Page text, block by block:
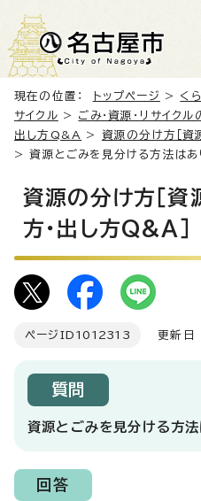
現在の位置： トップページ > く
サイクル > ごみ・資源・リサイク
出し方Q&A
> 資源の分け方［資
> 資源とごみを見分ける方法はあ
資源の分け方［資
方・出し方Q&A］
ページID 1012313 更新日
質問
資源とごみを見分ける方
回答